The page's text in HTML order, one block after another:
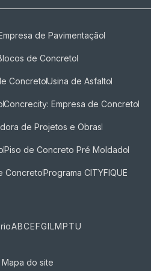
de Pavimentação
de Concreto
Concreto​Usina de Asfalto
Concrecity: Empresa de Concreto
de Projetos e Obras
Piso de Concreto Pré Moldado
ConcretoPrograma CITYFIQUE
ABCEFGILMPTU
Mapa do site